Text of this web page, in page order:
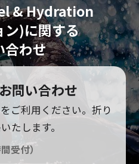
& Hydration
ン)に関する
合わせ
問い合わせ
ご利用ください。 折り
たします。
受付）